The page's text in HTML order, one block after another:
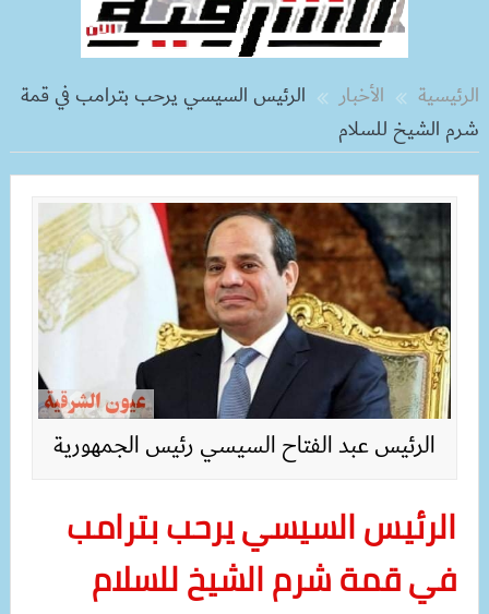
الرئيسية الأخبار
الرئيس السيسي يرحب بترامب في قمة
شرم الشيخ للسلام
الرئيس عبد الفتاح السيسي رئيس الجمهورية
الرئيس السيسي يرحب بترامب
في قمة شرم الشيخ للسلام